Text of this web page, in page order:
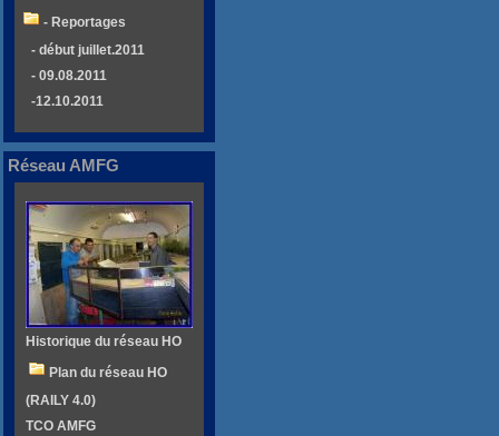
- Reportages
- début juillet.2011
- 09.08.2011
-12.10.2011
Réseau AMFG
Historique du réseau HO
Plan du réseau HO
(RAILY 4.0)
TCO AMFG